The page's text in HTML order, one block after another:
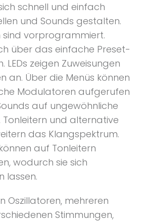
schnell und einfach
und Sounds gestalten.
sind vorprogrammiert.
über das einfache Preset-
LEDs zeigen Zuweisungen
an. Über die Menüs können
Modulatoren aufgerufen
auf ungewöhnliche
Tonleitern und alternative
das Klangspektrum.
auf Tonleitern
wodurch sie sich
lassen.
Oszillatoren, mehreren
Stimmungen,